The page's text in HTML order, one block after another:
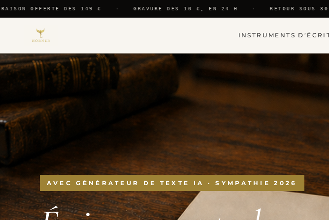
OFFERTE DÈS 149 € GRAVURE DÈS 10 €, EN 24 H RETOUR SOUS 30
INSTRUMENTS
AVEC GÉNÉRATEUR DE TEXTE IA · SYMPATHIE 2026
Les premiers
mots : ce qu'il
faut vraiment
II
La structure
d'une carte de
condoléances
en cinq
étapes.
III
Modèles pour
→